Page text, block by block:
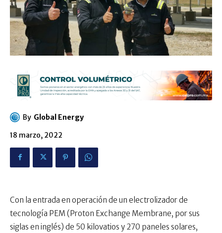
By Global Energy
18 marzo, 2022
Con la entrada en operación de un electrolizador de
tecnología PEM (Proton Exchange Membrane, por sus
siglas en inglés) de 50 kilovatios y 270 paneles solares,